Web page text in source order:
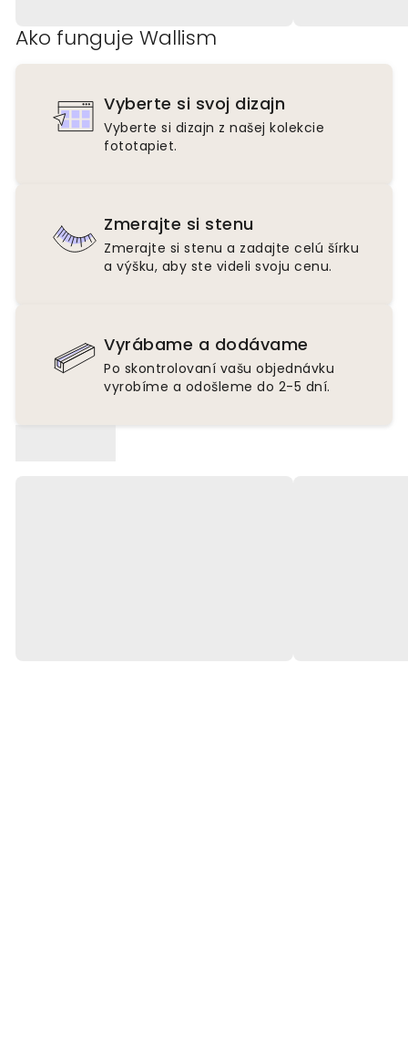
Ako funguje Wallism
Vyberte si svoj dizajn
Vyberte si dizajn z našej kolekcie
fototapiet.
Zmerajte si stenu
Zmerajte si stenu a zadajte celú šírku
a výšku, aby ste videli svoju cenu.
Vyrábame a dodávame
Po skontrolovaní vašu objednávku
vyrobíme a odošleme do 2-5 dní.